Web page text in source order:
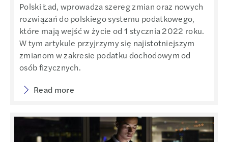
Polski Ład, wprowadza szereg zmian oraz nowych
rozwiązań do polskiego systemu podatkowego,
które mają wejść w życie od 1 stycznia 2022 roku.
W tym artykule przyjrzymy się najistotniejszym
zmianom w zakresie podatku dochodowym od
osób fizycznych.
Read more